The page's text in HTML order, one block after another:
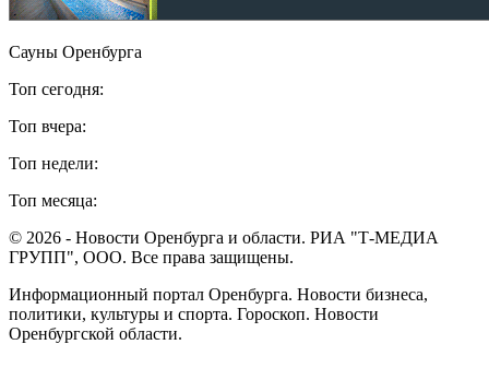
Сауны Оренбурга
Топ сегодня:
Топ вчера:
Топ недели:
Топ месяца:
© 2026 - Новости Оренбурга и области. РИА "Т-МЕДИА
ГРУПП", ООО. Все права защищены.
Информационный портал Оренбурга. Новости бизнеса,
политики, культуры и спорта. Гороскоп. Новости
Оренбургской области.